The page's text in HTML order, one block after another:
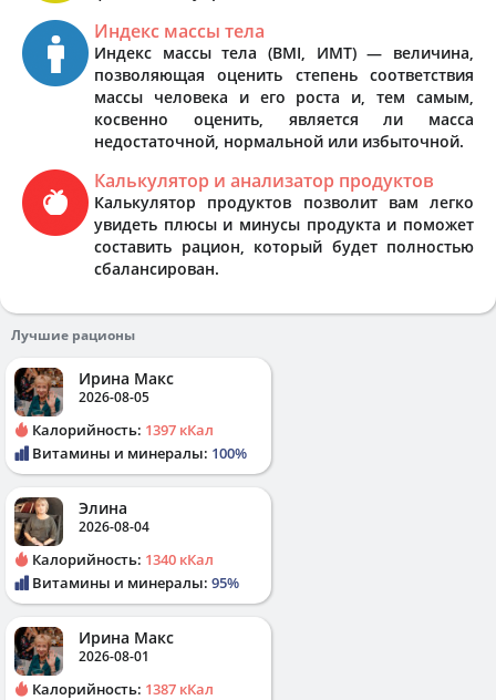
Индекс массы тела
Индекс массы тела (BMI, ИМТ) — величина,
позволяющая оценить степень соответствия
массы человека и его роста и, тем самым,
косвенно оценить, является ли масса
недостаточной, нормальной или избыточной.
Калькулятор и анализатор продуктов
Калькулятор продуктов позволит вам легко
увидеть плюсы и минусы продукта и поможет
составить рацион, который будет полностью
сбалансирован.
Лучшие рационы
Ирина Макс
2026-08-05
Калорийность: 1397 кКал
Витамины и минералы: 100%
Элина
2026-08-04
Калорийность: 1340 кКал
Витамины и минералы: 95%
Ирина Макс
2026-08-01
Калорийность: 1387 кКал